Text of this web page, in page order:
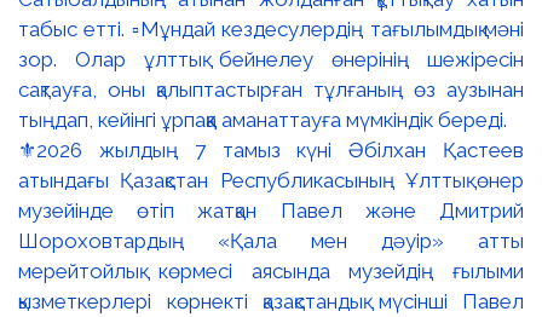
⚜️2026 жылдың 7 тамыз күні Әбілхан Қастеев
атындағы Қазақстан Республикасының Ұлттық өнер
музейінде өтіп жатқан Павел және Дмитрий
Шороховтардың «Қала мен дәуір» атты
мерейтойлық көрмесі аясында музейдің ғылыми
қызметкерлері көрнекті қазақстандық мүсінші Павел